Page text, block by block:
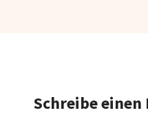
Schreibe